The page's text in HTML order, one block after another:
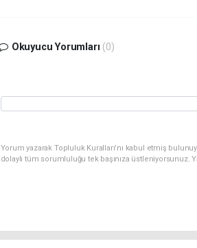
Okuyucu Yorumları (0)
Yorum yazarak Topluluk Kuralları’nı kabul etmiş
dolaylı tüm sorumluluğu tek başınıza